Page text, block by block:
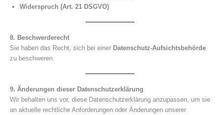
Widerspruch (Art. 21 DSGVO)
8. Beschwerderecht
Sie haben das Recht, sich bei einer Datenschutz-Aufsichtsbehörde
zu beschweren.
9. Änderungen dieser Datenschutzerklärung
Wir behalten uns vor, diese Datenschutzerklärung anzupassen, um sie
an aktuelle rechtliche Anforderungen oder Änderungen unserer